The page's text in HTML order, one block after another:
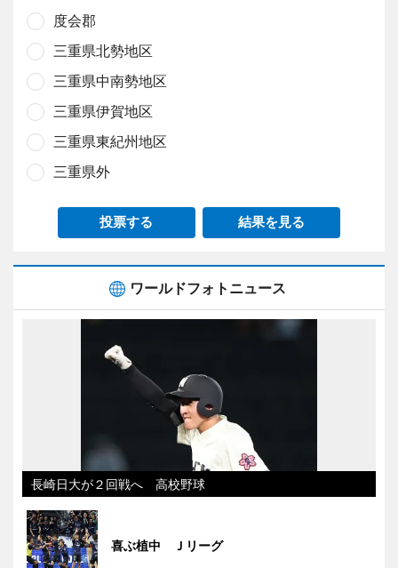
度会郡
三重県北勢地区
三重県中南勢地区
三重県伊賀地区
三重県東紀州地区
三重県外
投票する 結果を見る
ワールドフォトニュース
長崎日大が２回戦へ 高校野球
喜ぶ植中 Ｊリーグ